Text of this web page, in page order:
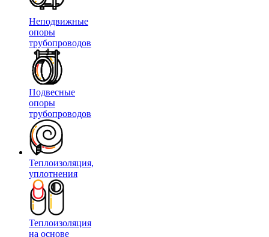
Неподвижные
опоры
трубопроводов
Подвесные
опоры
трубопроводов
Теплоизоляция,
уплотнения
Теплоизоляция
на основе